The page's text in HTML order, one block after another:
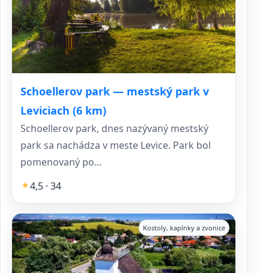
Schoellerov park — mestský park v
Leviciach (6 km)
Schoellerov park, dnes nazývaný mestský
park sa nachádza v meste Levice. Park bol
pomenovaný po...
4,5 · 34
Kostoly, kaplnky a zvonice